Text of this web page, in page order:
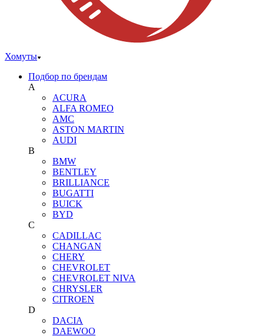
Хомуты
Подбор по брендам
A
ACURA
ALFA ROMEO
AMC
ASTON MARTIN
AUDI
B
BMW
BENTLEY
BRILLIANCE
BUGATTI
BUICK
BYD
C
CADILLAC
CHANGAN
CHERY
CHEVROLET
CHEVROLET NIVA
CHRYSLER
CITROEN
D
DACIA
DAEWOO